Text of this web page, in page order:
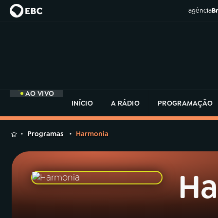
agência
AO VIVO
INÍCIO
A RÁDIO PROGRAMAÇÃO
MENU
Buscar
Buscar
na
Rádio
Programas Harmonia